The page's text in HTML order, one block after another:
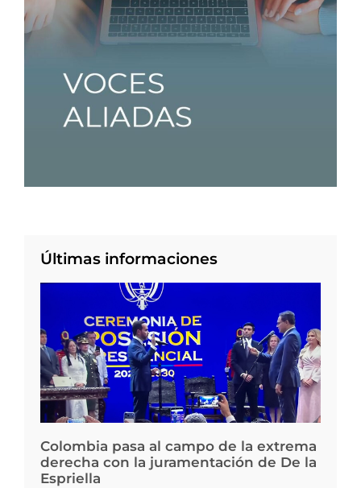
Últimas informaciones
Colombia pasa al campo de la extrema
derecha con la juramentación de De la
Espriella